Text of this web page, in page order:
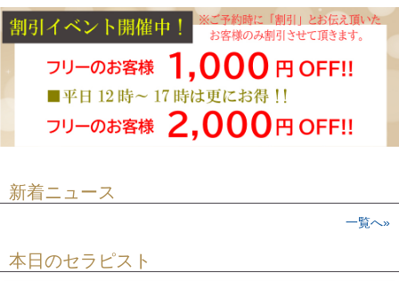
新着ニュース
一覧へ»
本日のセラピスト